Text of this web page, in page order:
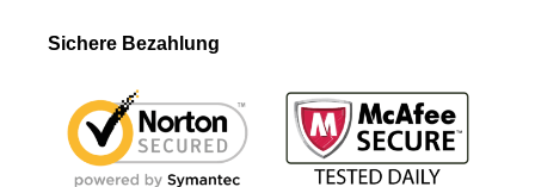
Sichere Bezahlung